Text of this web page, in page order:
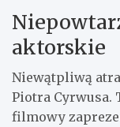
aktorskie
Niewątpliwą
Piotra Cyrwusa.
filmowy